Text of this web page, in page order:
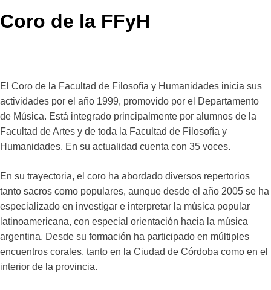
Coro de la FFyH
El Coro de la Facultad de Filosofía y Humanidades inicia sus
actividades por el año 1999, promovido por el Departamento
de Música. Está integrado principalmente por alumnos de la
Facultad de Artes y de toda la Facultad de Filosofía y
Humanidades. En su actualidad cuenta con 35 voces.
En su trayectoria, el coro ha abordado diversos repertorios
tanto sacros como populares, aunque desde el año 2005 se ha
especializado en investigar e interpretar la música popular
latinoamericana, con especial orientación hacia la música
argentina. Desde su formación ha participado en múltiples
encuentros corales, tanto en la Ciudad de Córdoba como en el
interior de la provincia.